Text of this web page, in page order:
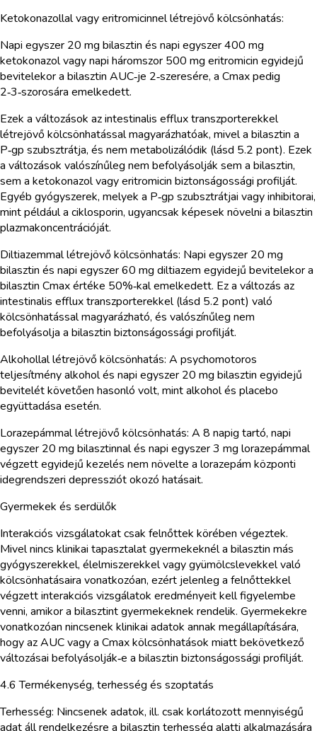
Ketokonazollal vagy eritromicinnel létrejövő kölcsönhatás:
Napi egyszer 20 mg bilasztin és napi egyszer 400 mg
ketokonazol vagy napi háromszor 500 mg eritromicin egyidejű
bevitelekor a bilasztin AUC‑je 2‑szeresére, a Cmax pedig
2‑3‑szorosára emelkedett.
Ezek a változások az intestinalis efflux transzporterekkel
létrejövő kölcsönhatással magyarázhatóak, mivel a bilasztin a
P‑gp szubsztrátja, és nem metabolizálódik (lásd 5.2 pont). Ezek
a változások valószínűleg nem befolyásolják sem a bilasztin,
sem a ketokonazol vagy eritromicin biztonságossági profilját.
Egyéb gyógyszerek, melyek a P‑gp szubsztrátjai vagy inhibitorai,
mint például a ciklosporin, ugyancsak képesek növelni a bilasztin
plazmakoncentrációját.
Diltiazemmal létrejövő kölcsönhatás: Napi egyszer 20 mg
bilasztin és napi egyszer 60 mg diltiazem egyidejű bevitelekor a
bilasztin Cmax értéke 50%‑kal emelkedett. Ez a változás az
intestinalis efflux transzporterekkel (lásd 5.2 pont) való
kölcsönhatással magyarázható, és valószínűleg nem
befolyásolja a bilasztin biztonságossági profilját.
Alkohollal létrejövő kölcsönhatás: A psychomotoros
teljesítmény alkohol és napi egyszer 20 mg bilasztin egyidejű
bevitelét követően hasonló volt, mint alkohol és placebo
együttadása esetén.
Lorazepámmal létrejövő kölcsönhatás: A 8 napig tartó, napi
egyszer 20 mg bilasztinnal és napi egyszer 3 mg lorazepámmal
végzett egyidejű kezelés nem növelte a lorazepám központi
idegrendszeri depressziót okozó hatásait.
Gyermekek és serdülők
Interakciós vizsgálatokat csak felnőttek körében végeztek.
Mivel nincs klinikai tapasztalat gyermekeknél a bilasztin más
gyógyszerekkel, élelmiszerekkel vagy gyümölcslevekkel való
kölcsönhatásaira vonatkozóan, ezért jelenleg a felnőttekkel
végzett interakciós vizsgálatok eredményeit kell figyelembe
venni, amikor a bilasztint gyermekeknek rendelik. Gyermekekre
vonatkozóan nincsenek klinikai adatok annak megállapítására,
hogy az AUC vagy a Cmax kölcsönhatások miatt bekövetkező
változásai befolyásolják‑e a bilasztin biztonságossági profilját.
4.6 Termékenység, terhesség és szoptatás
Terhesség: Nincsenek adatok, ill. csak korlátozott mennyiségű
adat áll rendelkezésre a bilasztin terhesség alatti alkalmazására